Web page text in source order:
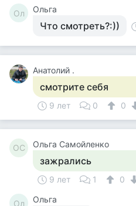
Ол Ольга
Что смотреть?:))
Анатолий .
смотрите себя
9 лет 0 0
ОС Ольга Самойленко
зажрались
9 лет 1 0
Ол Ольга